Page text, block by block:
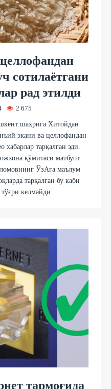
сотилаётгани
рад этилди
2 675
шаҳрига Хитойдан
экани ва целлофандан
хабарлар тарқалган эди.
қўмитаси матбуот
ЎзАга маълум
тарқалган бу каби
келмайди.
тармоғида